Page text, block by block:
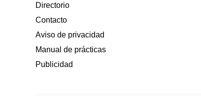
Directorio
Contacto
Aviso de privacidad
Manual de prácticas
Publicidad